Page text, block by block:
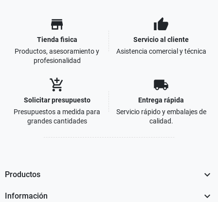
store
Tienda fisica
Productos, asesoramiento y
profesionalidad
thumb_up
Servicio al cliente
Asistencia comercial y técnica
add_shopping_cart
Solicitar presupuesto
Presupuestos a medida para
grandes cantidades
local_shipping
Entrega rápida
Servicio rápido y embalajes de
calidad.
Productos 
Información 